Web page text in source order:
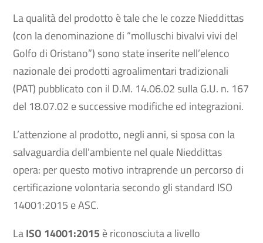
La qualità del prodotto è tale che le cozze Nieddittas
(con la denominazione di “molluschi bivalvi vivi del
Golfo di Oristano”) sono state inserite nell’elenco
nazionale dei prodotti agroalimentari tradizionali
(PAT) pubblicato con il D.M. 14.06.02 sulla G.U. n. 167
del 18.07.02 e successive modifiche ed integrazioni.
L’attenzione al prodotto, negli anni, si sposa con la
salvaguardia dell’ambiente nel quale Nieddittas
opera: per questo motivo intraprende un percorso di
certificazione volontaria secondo gli standard ISO
14001:2015 e ASC.
LaISO 14001:2015 è riconosciuta a livello